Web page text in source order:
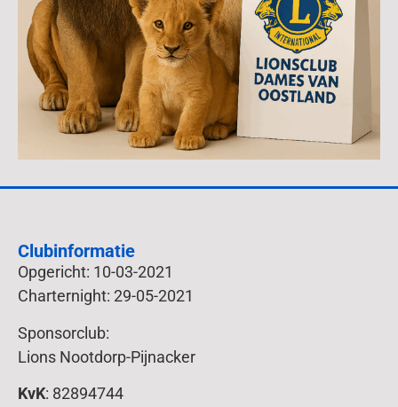
Clubinformatie
Opgericht: 10-03-2021
Charternight: 29-05-2021
Sponsorclub:
Lions Nootdorp-Pijnacker
KvK: 82894744